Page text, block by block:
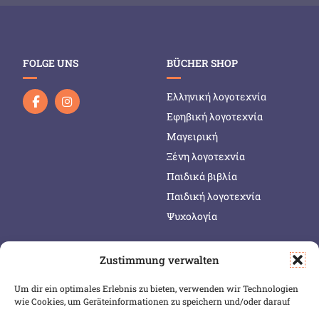
Zustimmung verwalten
Um dir ein optimales Erlebnis zu bieten, verwenden wir Technologien
wie Cookies, um Geräteinformationen zu speichern und/oder darauf
FOLGE UNS BÜCHER SHOP
Ελληνική λογοτεχνία
Εφηβική λογοτεχνία
Μαγειρική
Ξένη λογοτεχνία
Παιδικά βιβλία
Παιδική λογοτεχνία
Ψυχολογία
SERVICE & INFOS
Warenkorb
SICHER BEZAHLEN